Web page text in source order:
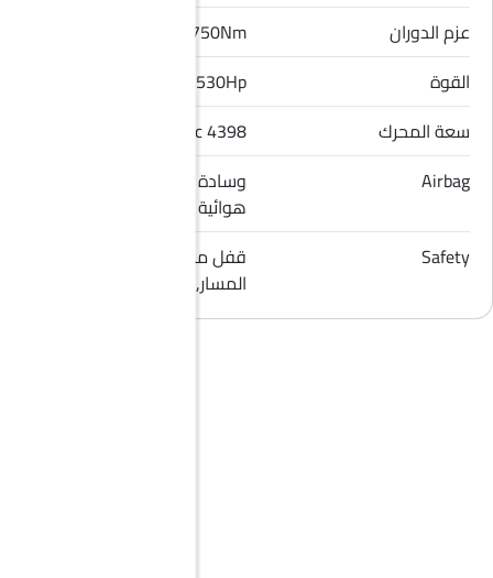
عزم الدوران
750Nm
القوة
530Hp
سعة المحرك
4398 cc
Airbag
وسادة هوائية للسائق, وسادة
هوائية للراكب الأمامي
Safety
قفل مركزي, مؤشر تغيير
المسار, حساسات الركن